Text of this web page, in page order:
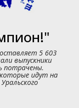
5 603
выпускники
потрачены.
идут на